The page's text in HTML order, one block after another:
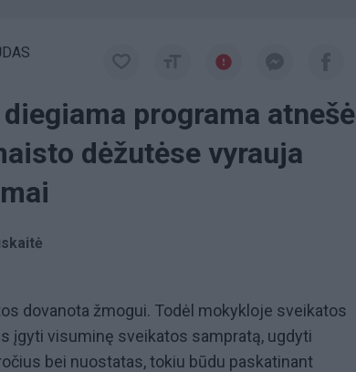
programa atnešė
dėžutėse vyrauja
dovanota žmogui. Todėl mokykloje sveikatos
įgyti visuminę sveikatos sampratą, ugdyti
bei nuostatas, tokiu būdu paskatinant